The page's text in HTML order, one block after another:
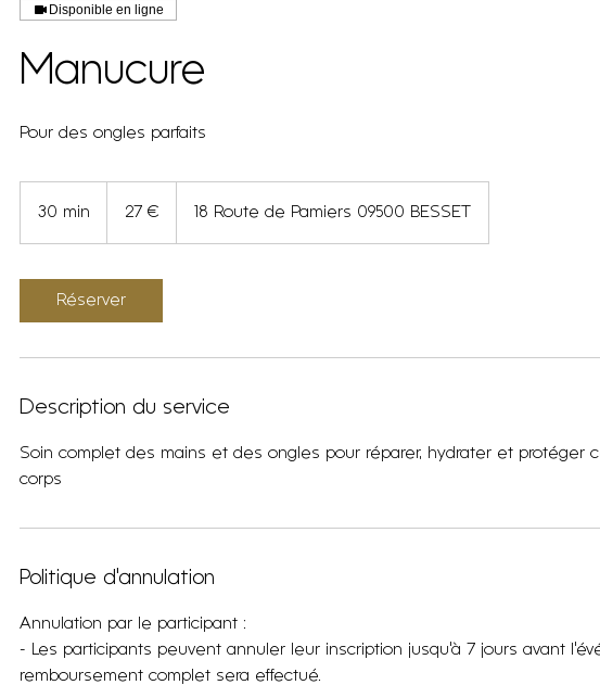
Disponible en ligne
Manucure
Pour des ongles parfaits
30 min 27 € 18 Route de Pamiers 09500 BESSET
Réserver
Description du service
Soin complet des mains et des ongles pour réparer, hydrater et protéger
corps
Politique d'annulation
Annulation par le participant :
- Les participants peuvent annuler leur inscription jusqu'à 7 jours avant
remboursement complet sera effectué.